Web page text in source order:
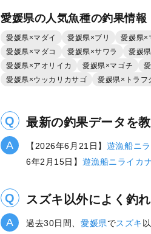
愛媛県の人気魚種の釣果情報
愛媛県×マダイ 愛媛県×ブリ 愛媛県×
愛媛県×マダコ
愛媛県×サワラ 愛媛
愛媛県×アオリイカ
愛媛県×マゴチ
愛媛県×ウッカリカサゴ
愛媛県×トラフ
最新の釣果データを
【2026年6月21日】 遊漁船ニ
6年2月15日】 遊漁船ニライカ
スズキ以外によく釣
過去30日間、 愛媛県でスズキ